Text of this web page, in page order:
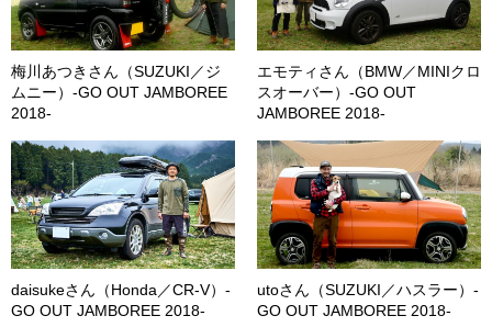
梅川あつきさん（SUZUKI／ジ
ムニー）-GO OUT JAMBOREE
2018-
エモティさん（BMW／MINIクロ
スオーバー）-GO OUT
JAMBOREE 2018-
daisukeさん（Honda／CR-V）-
GO OUT JAMBOREE 2018-
utoさん（SUZUKI／ハスラー）-
GO OUT JAMBOREE 2018-